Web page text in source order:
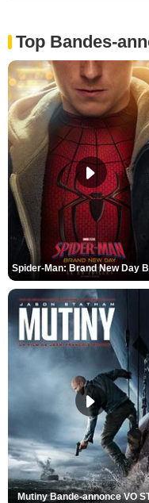
Top Bandes-
Mutiny Bande-annonce VO